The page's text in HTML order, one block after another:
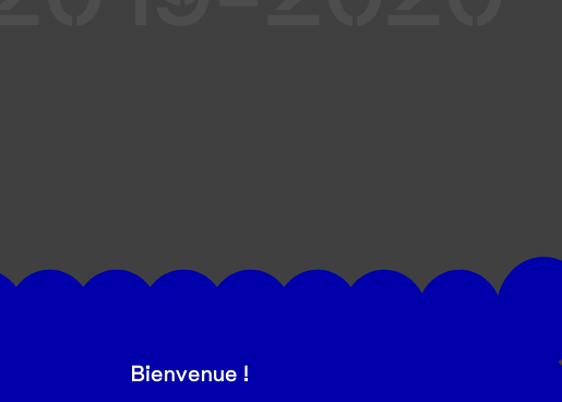
les actualités du Grand T :
Bienvenue !